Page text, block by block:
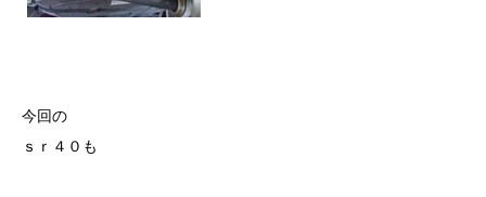
今回の
ｓｒ４０も